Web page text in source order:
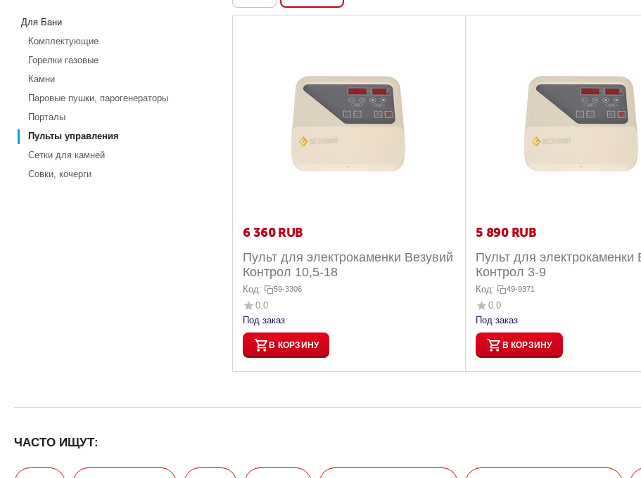
6 360 RUB
Пульт для электрокаменки Везувий
Контрол 10,5-18
Код: 59-3306
0.0
Под заказ
В КОРЗИНУ
5 890 RUB
Пульт для электрокаменки
Контрол 3-9
Код: 49-9371
0.0
Под заказ
В КОРЗИНУ
Для Бани
Комплектующие
Горелки газовые
Камни
Паровые пушки, парогенераторы
Порталы
Пульты управления
Сетки для камней
Совки, кочерги
ЧАСТО ИЩУТ: